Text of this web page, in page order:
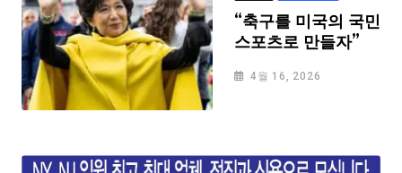
“축구를 미국의 국민
스포츠로 만들자”
4월 16, 2026